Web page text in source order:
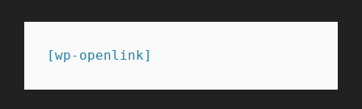
[wp-openlink]